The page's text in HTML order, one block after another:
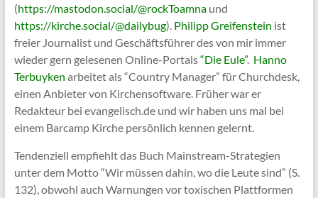
(https://mastodon.social/@rockToamnaund
https://kirche.social/@dailybug). Philipp Greifenstein ist
freier Journalist und Geschäftsführer des von mir immer
wieder gern gelesenen Online-Portals“Die Eule”. Hanno
Terbuyken arbeitet als “Country Manager” für Churchdesk,
einen Anbieter von Kirchensoftware. Früher war er
Redakteur bei evangelisch.de und wir haben uns mal bei
einem Barcamp Kirche persönlich kennen gelernt.
Tendenziell empfiehlt das Buch Mainstream-Strategien
unter dem Motto “Wir müssen dahin, wo die Leute sind” (S.
132), obwohl auch Warnungen vor toxischen Plattformen